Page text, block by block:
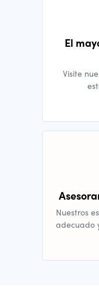
El
Visite
Nuestros
adecuado